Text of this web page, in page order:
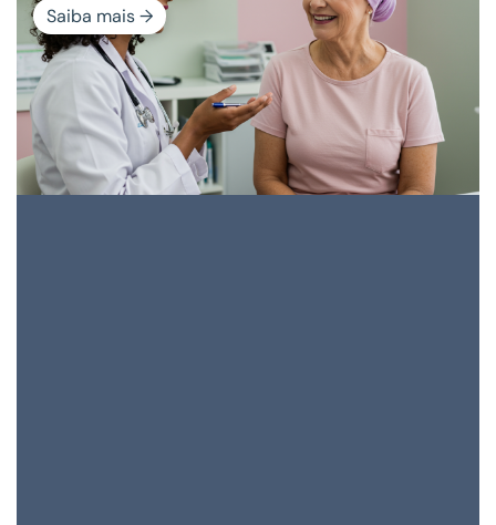
Saiba mais →